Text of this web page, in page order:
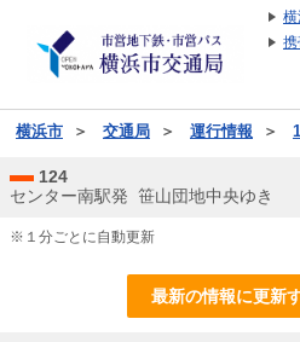
横
横浜市 ＞ 交通局 ＞ 運行情報 ＞
124
センター南駅発 笹山団地中央ゆき
※１分ごとに自動更新
最新の情報に更新